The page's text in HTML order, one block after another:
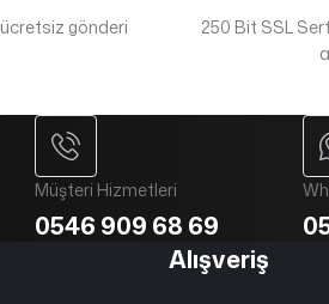
gönderi
250 Bit SSL
Müşteri Hizmetleri
0546 909 68 69
Alışveriş